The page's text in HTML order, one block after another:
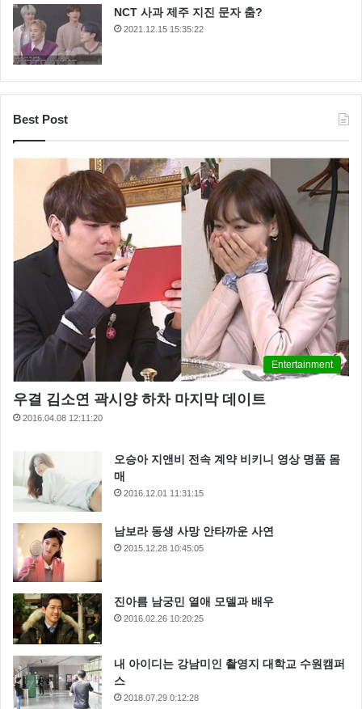
NCT 사과 제주 지진 문자 춤?
2021.12.15 15:35:22
Best Post
Entertainment
우결 김소연 곽시양 하차 마지막 데이트
2016.04.08 12:11:20
오승아 지앤비 전속 계약 비키니 영상 명품 몸
매
2016.12.01 11:31:15
남보라 동생 사망 안타까운 사연
2015.12.28 10:45:05
진아름 남궁민 열애 모델과 배우
2016.02.26 10:20:25
내 아이디는 강남미인 촬영지 대학교 수원캠퍼
스
2018.07.29 0:12:28